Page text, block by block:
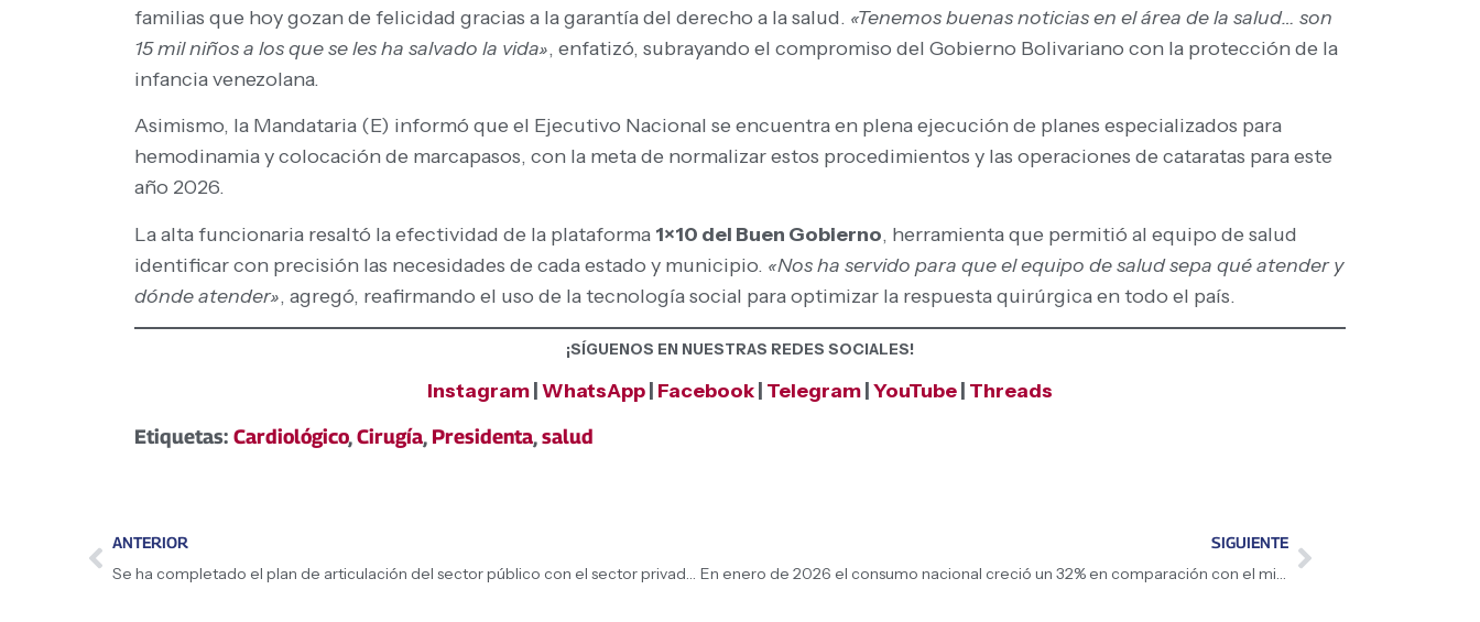
familias que hoy gozan de felicidad gracias a la garantía del derecho a la salud. «Tenemos buenas noticias en el área de la salud… son
15 mil niños a los que se les ha salvado la vida», enfatizó, subrayando el compromiso del Gobierno Bolivariano con la protección de la
infancia venezolana.
Asimismo, la Mandataria (E) informó que el Ejecutivo Nacional se encuentra en plena ejecución de planes especializados para
hemodinamia y colocación de marcapasos, con la meta de normalizar estos procedimientos y las operaciones de cataratas para este
año 2026.
La alta funcionaria resaltó la efectividad de la plataforma 1×10 del Buen Gobierno, herramienta que permitió al equipo de salud
identificar con precisión las necesidades de cada estado y municipio. «Nos ha servido para que el equipo de salud sepa qué atender y
dónde atender», agregó, reafirmando el uso de la tecnología social para optimizar la respuesta quirúrgica en todo el país.
¡SÍGUENOS EN NUESTRAS REDES SOCIALES!
Instagram WhatsApp Facebook Telegram YouTube Threads
Etiquetas: Cardiológico,Cirugía, Presidenta,salud
ANTERIOR
Se ha completado el plan de articulación del sector público con el sector privado para atender la deuda quirúrgica en el país: Presidenta (E) Delcy Rodríguez comentó que están en ejecución planes de hemodinamia, colocación de marcapasos y operación de cataratas
SIGUIENTE
En enero de 2026 el consumo nacional creció un 32% en comparación con el mismo periodo de 2025: Presidenta (E) Delcy Rodríguez destaca la capacidad de recuperación de los venezolanos